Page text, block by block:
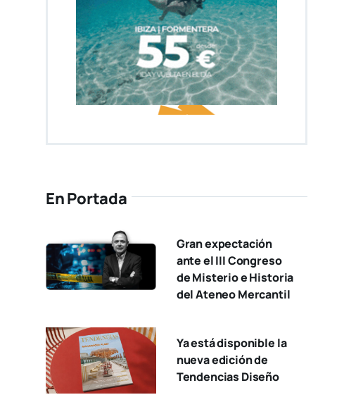
En Portada
Gran expectación
ante el III Congreso
de Misterio e Historia
del Ateneo Mercantil
Ya está disponible la
nueva edición de
Tendencias Diseño